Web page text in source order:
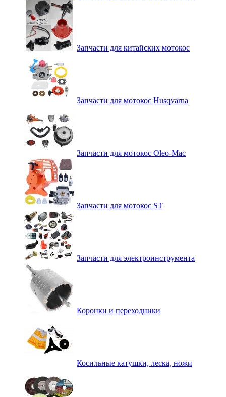
Запчасти для китайских мотокос
Запчасти для мотокос Husqvarna
Запчасти для мотокос Oleo-Mac
Запчасти для мотокос ST
Запчасти для электроинструмента
Коронки и переходники
Косильные катушки, леска, ножи